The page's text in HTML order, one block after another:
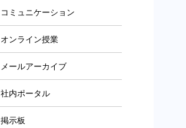
コミュニケーション
オンライン授業
メールアーカイブ
社内ポータル
掲示板